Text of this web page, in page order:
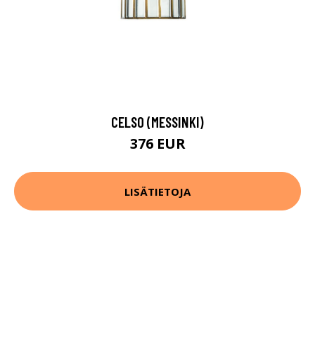
CELSO (MESSINKI)
376 EUR
LISÄTIETOJA